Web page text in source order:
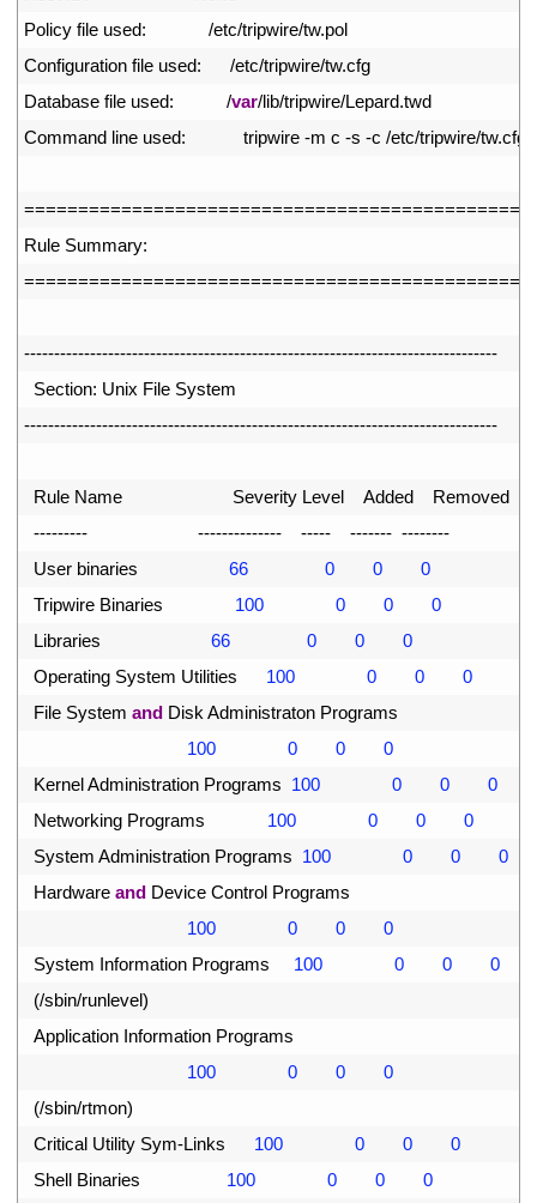
Policy file used: /etc/tripwire/tw.pol
Configuration file used: /etc/tripwire/tw.cfg
Database file used: /var/lib/tripwire/Lepard.twd
Command line used: tripwire -m c -s -c /etc/tripwire/tw.cfg
=============================================
Rule Summary:
=============================================
-------------------------------------------------------------------------------
Section: Unix File System
-------------------------------------------------------------------------------
Rule Name Severity Level Added Removed
--------- -------------- ----- ------- --------
User binaries 66 0 0
0
Tripwire Binaries 100 0 0
0
Libraries
66 0 0
0
Operating System Utilities 100 0 0
0
File System and Disk Administraton Programs
100
0 0
0
Kernel Administration Programs 100 0 0
0
Networking Programs 100 0 0
0
System Administration Programs 100 0 0
0
Hardware and Device Control Programs
100
0 0
0
System Information Programs 100 0 0
0
(/sbin/runlevel)
Application Information Programs
100
0 0
0
(/sbin/rtmon)
Critical Utility Sym-Links 100 0 0
0
Shell Binaries 100 0 0
0